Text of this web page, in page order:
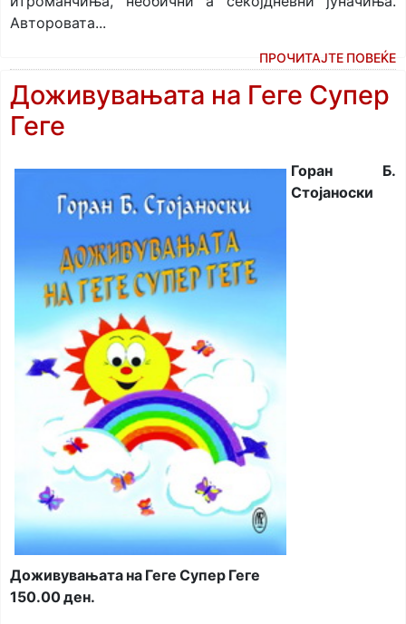
Авторовата...
ПРОЧИТАЈТЕ ПОВЕЌЕ
Доживувањата на Геге Супер
Геге
Горан Б.
Стојаноски
Доживувањата на Геге Супер Геге
150.00 ден.